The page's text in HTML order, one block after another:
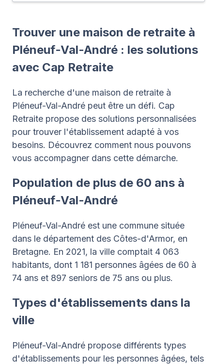
Trouver une maison de retraite à
Pléneuf-Val-André : les solutions
avec Cap Retraite
La recherche d'une maison de retraite à
Pléneuf-Val-André peut être un défi. Cap
Retraite propose des solutions personnalisées
pour trouver l'établissement adapté à vos
besoins. Découvrez comment nous pouvons
vous accompagner dans cette démarche.
Population de plus de 60 ans à
Pléneuf-Val-André
Pléneuf-Val-André est une commune située
dans le département des Côtes-d'Armor, en
Bretagne. En 2021, la ville comptait 4 063
habitants, dont 1 181 personnes âgées de 60 à
74 ans et 897 seniors de 75 ans ou plus.
Types d'établissements dans la
ville
Pléneuf-Val-André propose différents types
d'établissements pour les personnes âgées, tels